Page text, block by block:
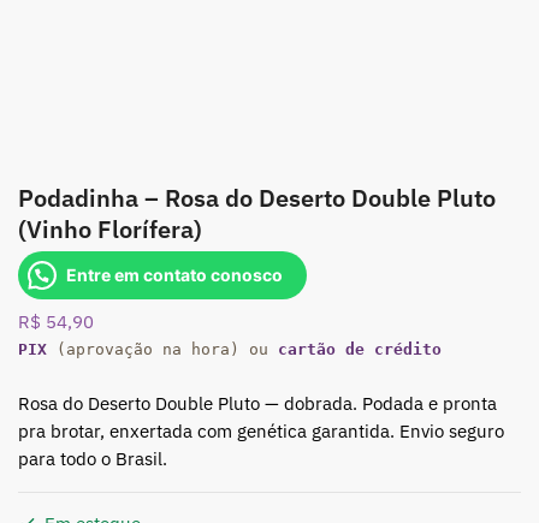
Podadinha – Rosa do Deserto Double Pluto
(Vinho Florífera)
Entre em contato conosco
R$ 54,90
PIX (aprovação na hora) ou cartão de crédito
Rosa do Deserto Double Pluto — dobrada. Podada e pronta
pra brotar, enxertada com genética garantida. Envio seguro
para todo o Brasil.